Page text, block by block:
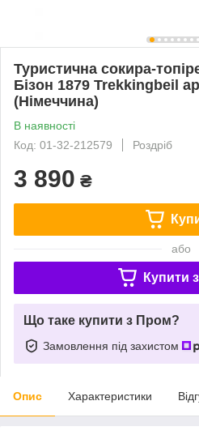
Туристична сокира-
Бізон 1879 Trekkingbeil
(Німеччина)
В наявності
Код: 01-32-212579
Роздріб
3 890 ₴
або
Купити з
Що таке купити з Пром?
Замовлення під захистом
Опис Характеристики